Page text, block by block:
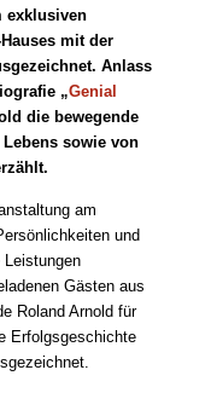
exklusiven
mit der
Anlass
„Genial
die bewegende
sowie von
am
und
Leistungen
Gästen aus
Roland Arnold für
Erfolgsgeschichte